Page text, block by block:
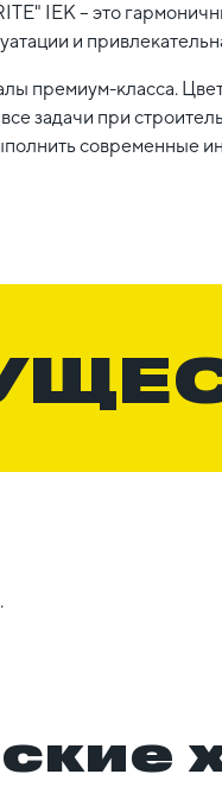
IEK – это
и
премиум-класса.
задачи при
современные